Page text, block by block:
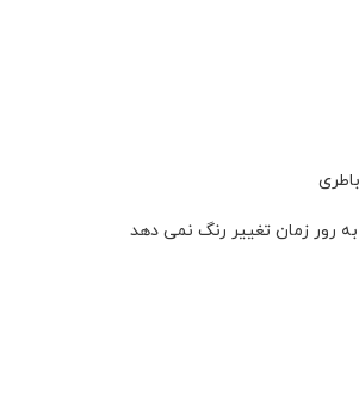
رور زمان تغییر رنگ نمی دهد